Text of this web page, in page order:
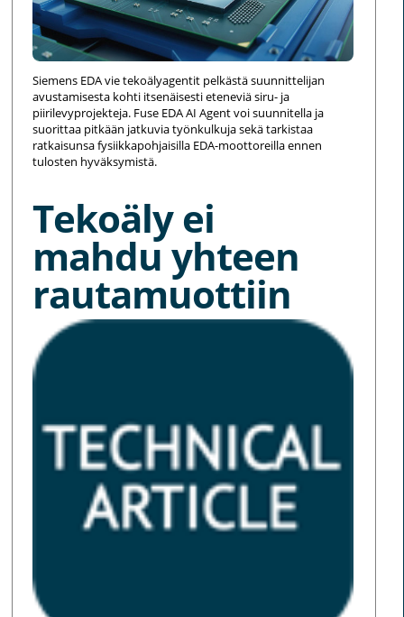
Siemens EDA vie tekoälyagentit pelkästä suunnittelijan
avustamisesta kohti itsenäisesti eteneviä siru- ja
piirilevyprojekteja. Fuse EDA AI Agent voi suunnitella ja
suorittaa pitkään jatkuvia työnkulkuja sekä tarkistaa
ratkaisunsa fysiikkapohjaisilla EDA-moottoreilla ennen
tulosten hyväksymistä.
Tekoäly ei
mahdu yhteen
rautamuottiin